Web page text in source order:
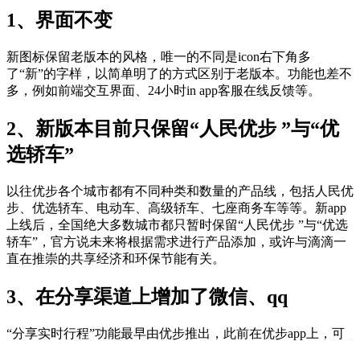
1、界面不变
新图标保留老版本的风格，唯一的不同是icon右下角多
了“新”的字样，以简单明了的方式区别于老版本。功能也差不
多，例如前端交互界面、24小时in app客服在线反馈等。
2、新版本目前只保留“人民优步 ”与“优
选轿车”
以往优步各个城市都有不同种类和数量的产品线，包括人民优
步、优选轿车、电动车、高级轿车、七座商务车等等。新app
上线后，全国绝大多数城市都只暂时保留“人民优步 ”与“优选
轿车”，官方说未来将根据需求进行产品添加，或许与滴滴一
直在推崇的共享经济和环保节能有关。
3、在分享渠道上增加了微信、qq
“分享实时行程”功能最早由优步推出，此前在优步app上，可